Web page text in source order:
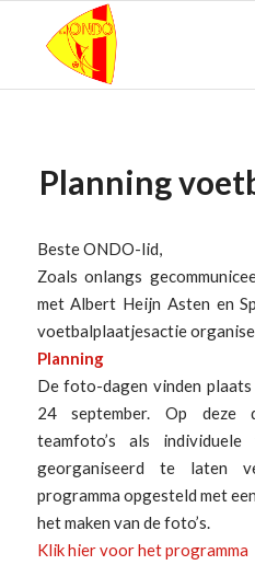
Planning
Beste ONDO-lid,
Zoals onlangs
met Albert Heijn Asten en
voetbalplaatjesactie
Planning
De foto-dagen vinden
24 september. Op deze
teamfoto’s als
georganiseerd te laten
programma opgesteld met
het maken van de foto’s.
Klik hier voor het programma